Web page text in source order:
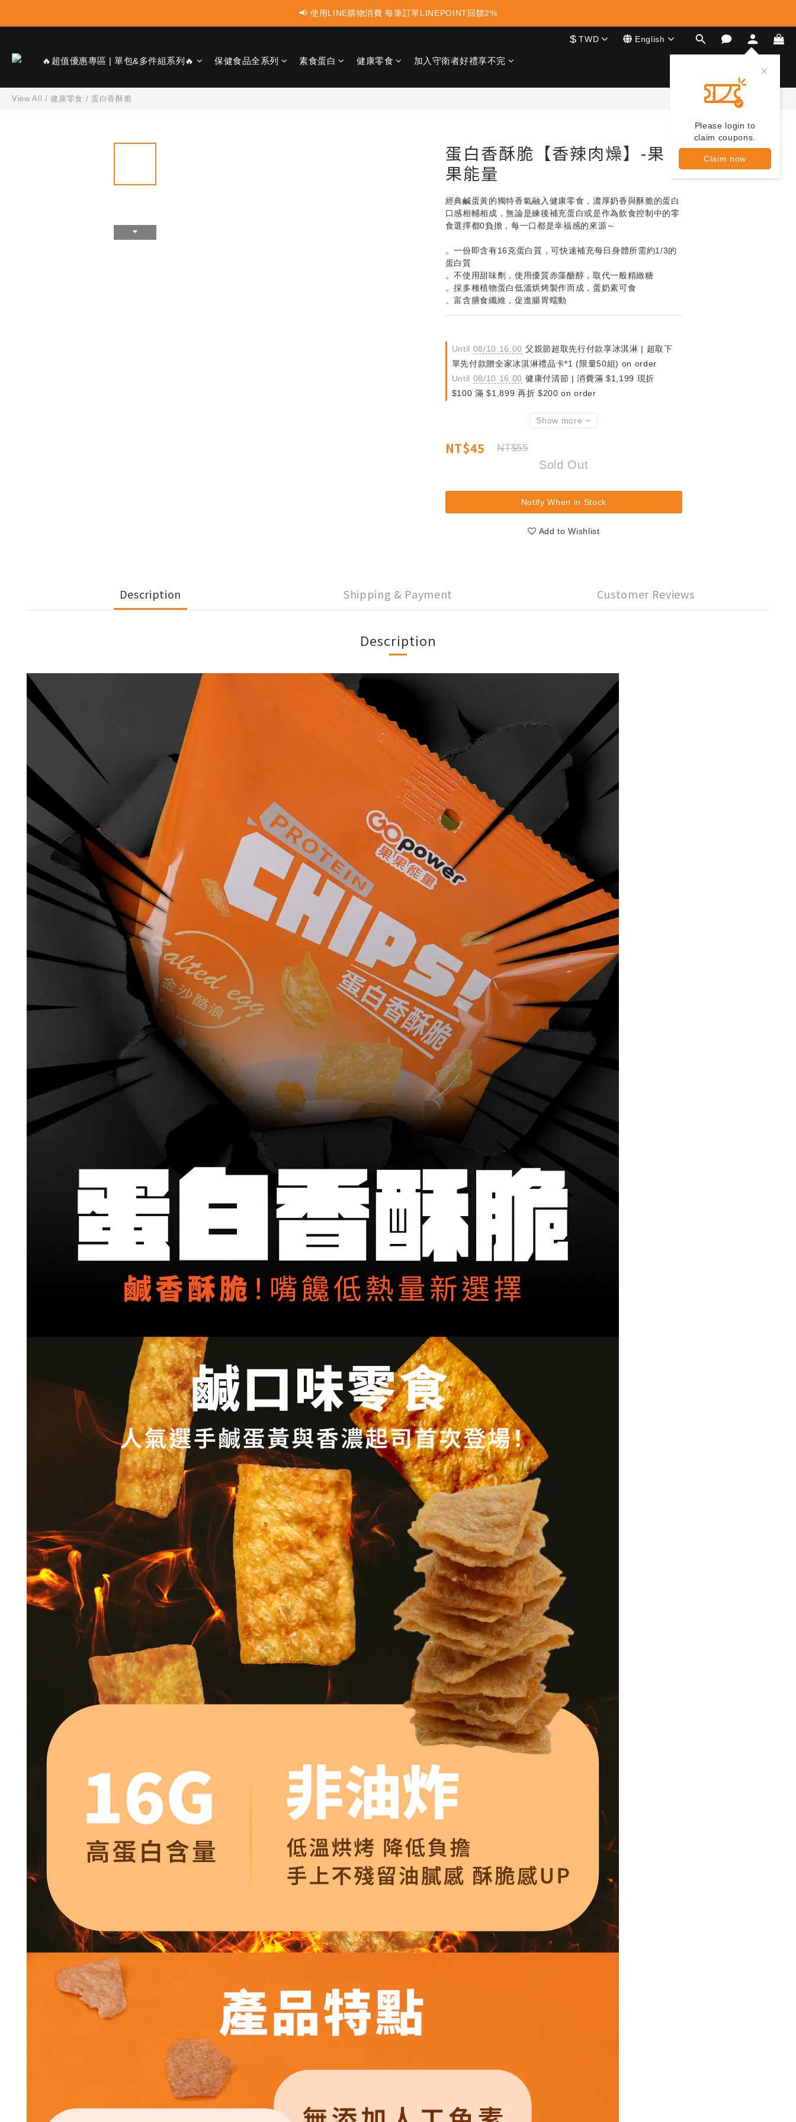
📢 蛋白點心新上市 ! 點這裡享優惠👈
📢 蛋白點心新上市 ! 點這裡享優惠👈
📢 使用LINE購物消費 每筆訂單LINEPOINT回饋2%
$ TWD English
Please login to
claim coupons.
Claim now
🔥超值優惠專區 | 單包&多件組系列🔥 保健食品全系列 素食蛋白 健康零食 加入守衛者好禮享不完
View All /健康零食 /蛋白香酥脆
蛋白香酥脆【香辣肉燥】-果
果能量
經典鹹蛋黃的獨特香氣融入健康零食，濃厚奶香與酥脆的蛋白
口感相輔相成，無論是練後補充蛋白或是作為飲食控制中的零
食選擇都0負擔，每一口都是幸福感的來源～
。一份即含有16克蛋白質，可快速補充每日身體所需約1/3的
蛋白質
。不使用甜味劑，使用優質赤藻醣醇，取代一般精緻糖
。採多種植物蛋白低溫烘烤製作而成，蛋奶素可食
。富含膳食纖維，促進腸胃蠕動
Until 08/10 16:00 父親節超取先行付款享冰淇淋 | 超取下
單先付款贈全家冰淇淋禮品卡*1 (限量50組) on order
Until 08/10 16:00 健康付清節 | 消費滿 $1,199 現折
$100 滿 $1,899 再折 $200 on order
Show more
NT$45 NT$55
Sold Out
Notify When in Stock
Add to Wishlist
Description Shipping & Payment Customer Reviews
Description